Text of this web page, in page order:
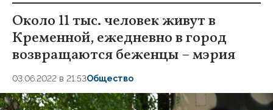
Около 11 тыс. человек живут в
Кременной, ежедневно в город
возвращаются беженцы – мэрия
03.06.2022 в 21:53Общество